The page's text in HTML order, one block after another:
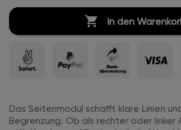
 In den
Das Seitenmodul schafft klare Linien
Begrenzung. Ob als rechter oder linker